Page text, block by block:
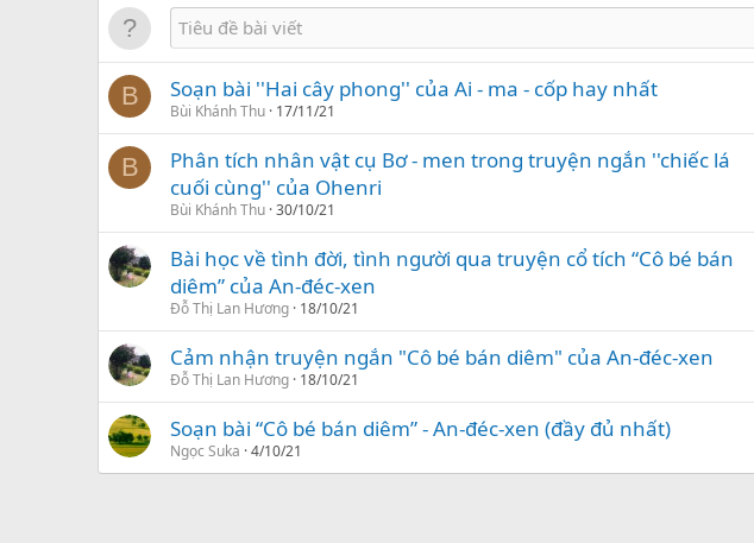
B Soạn bài ''Hai cây phong'' của Ai - ma - cốp hay nhất
Bùi Khánh Thu 17/11/21
B
Phân tích nhân vật cụ Bơ - men trong truyện ngắn ''chiếc lá
cuối cùng'' của Ohenri
Bùi Khánh Thu 30/10/21
Bài học về tình đời, tình người qua truyện cổ tích “Cô bé bán
diêm” của An-đéc-xen
Đỗ Thị Lan Hương 18/10/21
Cảm nhận truyện ngắn "Cô bé bán diêm" của An-đéc-xen
Đỗ Thị Lan Hương 18/10/21
Soạn bài “Cô bé bán diêm” - An-đéc-xen (đầy đủ nhất)
Ngọc Suka 4/10/21